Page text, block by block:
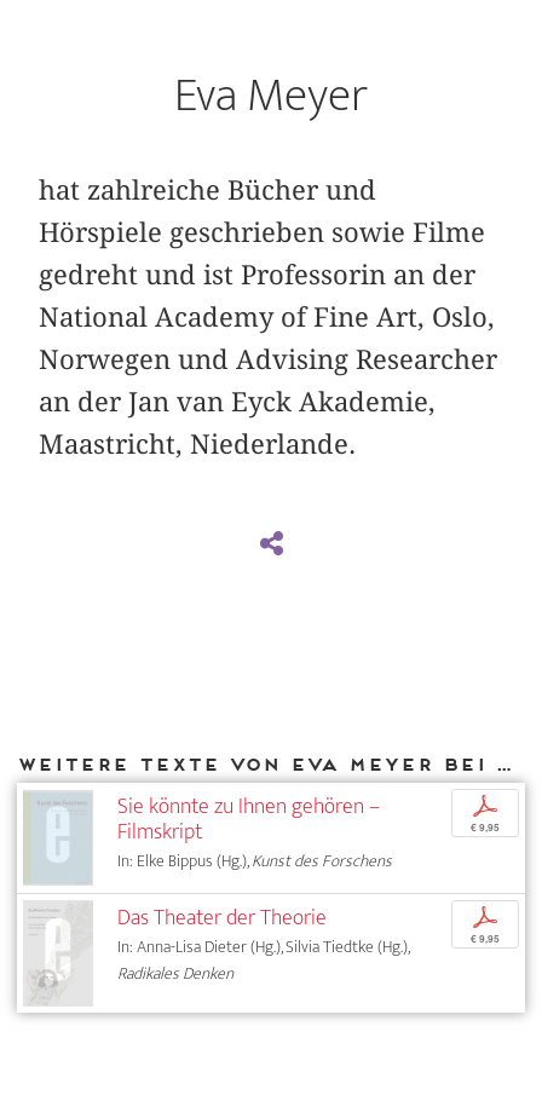
Eva Meyer
hat zahlreiche Bücher und
Hörspiele geschrieben sowie Filme
gedreht und ist Professorin an der
National Academy of Fine Art, Oslo,
Norwegen und Advising Researcher
an der Jan van Eyck Akademie,
Maastricht, Niederlande.
Weitere Texte von Eva Meyer bei DIAPHANES
Sie könnte zu Ihnen gehören –
Filmskript
In: Elke Bippus (Hg.),Kunst des Forschens
p
€ 9,95
Das Theater der Theorie
In: Anna-Lisa Dieter (Hg.), Silvia Tiedtke (Hg.),
Radikales Denken
p
€ 9,95